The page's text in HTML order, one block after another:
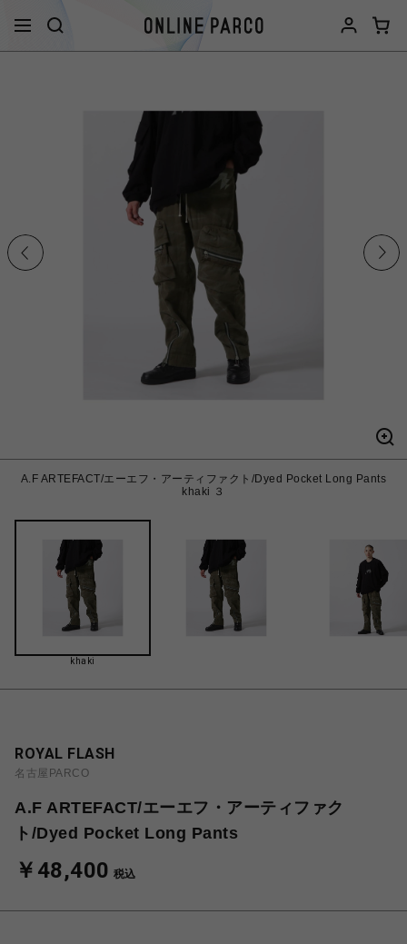
A.F ARTEFACT/エーエフ・アーティファクト/Dyed Pocket Long Pants
khaki ３
khaki
ROYAL FLASH
名古屋PARCO
A.F ARTEFACT/エーエフ・アーティファク
ト/Dyed Pocket Long Pants
￥48,400 税込